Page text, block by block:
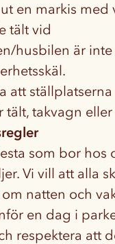
en markis med
tält vid
husbilen är
att
tält, takvagn eller
som bor hos
Vi vill att alla
natten och
en dag i
respektera att